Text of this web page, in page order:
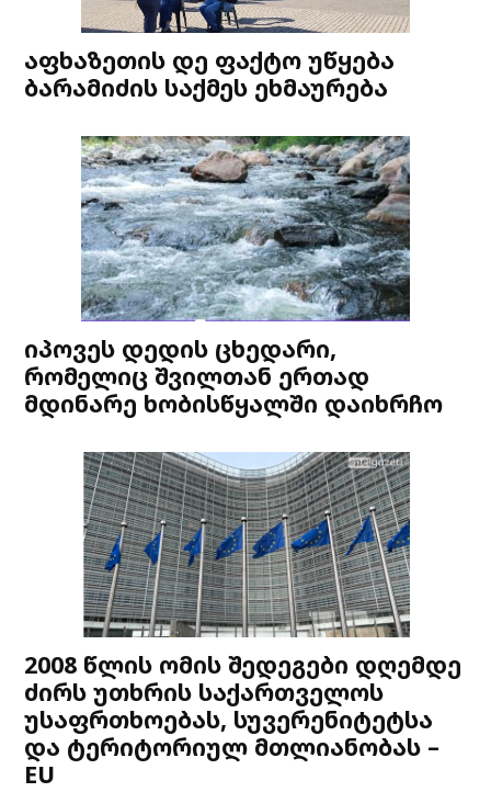
აფხაზეთის დე ფაქტო უწყება
ბარამიძის საქმეს ეხმაურება
იპოვეს დედის ცხედარი,
რომელიც შვილთან ერთად
მდინარე ხობისწყალში დაიხრჩო
2008 წლის ომის შედეგები დღემდე
ძირს უთხრის საქართველოს
უსაფრთხოებას, სუვერენიტეტსა
და ტერიტორიულ მთლიანობას –
EU